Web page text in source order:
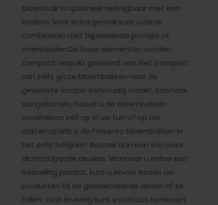
bloembak is optioneel verkrijgbaar met een
bodem. Voor extra gemak kunt u deze
combineren met bijpassende pootjes of
zwenkwielen.De losse elementen worden
compact verpakt geleverd, wat het transport
van zelfs grote bloembakken naar de
gewenste locatie eenvoudig maakt. Eenmaal
aangekomen, bouwt u de bloembakken
moeiteloos zelf op in uw tuin of op uw
dakterras.Wilt u de Forsento bloembakken in
het echt bekijken? Bezoek dan een van onze
dichtstbijzijnde dealers. Wanneer u online een
bestelling plaatst, kunt u ervoor kiezen uw
producten bij de geselecteerde dealer af te
halen. Voor levering kunt u contact opnemen